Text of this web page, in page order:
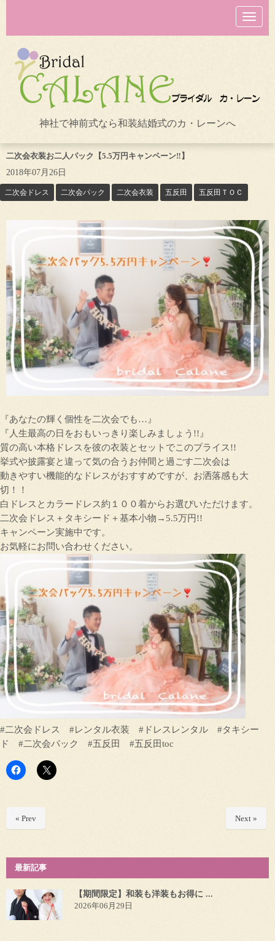
N
a
v
o
n
神社で神前式なら和装結婚式のカ・レーンへ
二次会衣装お二人パック【5.5万円キャンペーン‼】
2018年07月26日
二次会ドレス 二次会パック 二次会衣装 五反田 五反田ＴＯＣ
『あなたの輝く個性を二次会でも…』
『人生最高の日をおもいっきり楽しみましょう!!』
質の高い本格ドレスを彼の衣装とセットでこのプライス!!
挙式や披露宴と違って気の合うお仲間と過ごす二次会は
動きやすい機能的なドレスがおすすめですが、お洒落感も大
切！！
白ドレスとカラードレス約１００着からお選びいただけます。
二次会ドレス＋タキシード＋基本小物→5.5万円!!
キャンペーン実施中です。
お気軽にお問い合わせください。
#二次会ドレス #レンタル衣装 #ドレスレンタル #タキシー
ド #二次会パック #五反田 #五反田toc
« Prev Next »
最新記事
【期間限定】和装も洋装もお得に ...
2026年06月29日